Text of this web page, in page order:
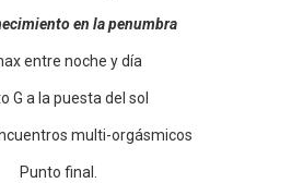
en la penumbra
entre noche y día
G a la puesta del sol
multi-orgásmicos
Punto final.